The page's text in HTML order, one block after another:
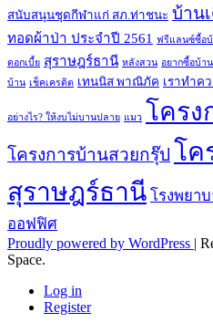
สนับสนุนชุดกีฬาแก่ สภ.ท่าชนะ บ้าน
ทอดผ้าป่า ประจำปี 2561
ฟรีแลนซ์ซื้อบ้
ดอกเบี้ย สุราษฎร์ธานี หลังสวน อยากซื้อบ้า
บ้าน เช็คเครดิต เทนนิส พาณิภัค เราทำค
อย่างไร? ให้งบไม่บานปลาย แมว โครง
โครงการบ้านสวยกรุ๊ป โค
สุราษฎร์ธานี โรงพยา
ออฟฟิศ
Proudly powered by WordPress |
Space.
Log in
Register